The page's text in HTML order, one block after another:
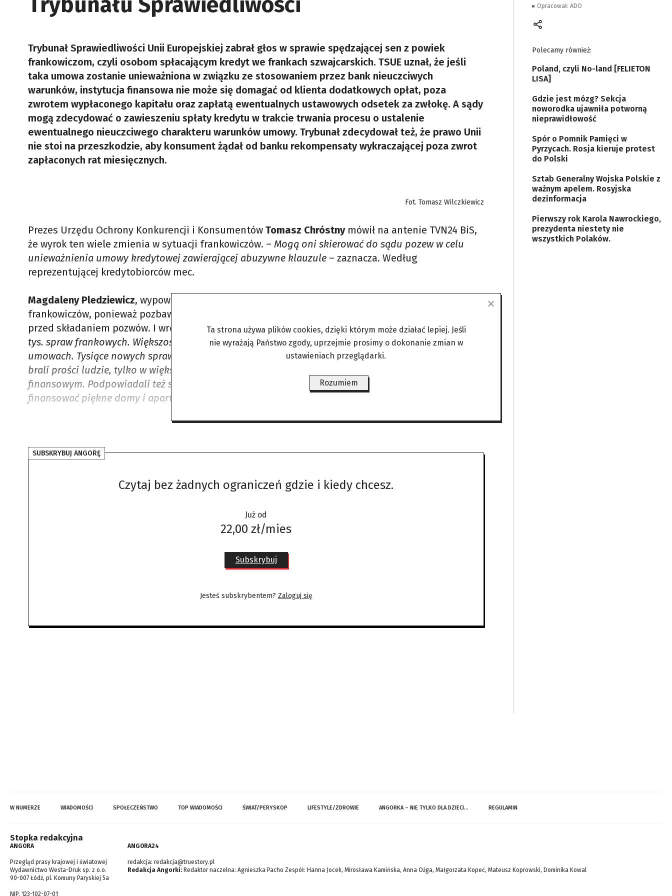
Trybunał Sprawiedliwości Unii Europejskiej zabrał głos w sprawie spędzającej sen z powiek
frankowiczom, czyli osobom spłacającym kredyt we frankach szwajcarskich. TSUE uznał, że jeśli
taka umowa zostanie unieważniona w związku ze stosowaniem przez bank nieuczciwych
warunków, instytucja finansowa nie może się domagać od klienta dodatkowych opłat, poza
zwrotem wypłaconego kapitału oraz zapłatą ewentualnych ustawowych odsetek za zwłokę. A sądy
mogą zdecydować o zawieszeniu spłaty kredytu w trakcie trwania procesu o ustalenie
ewentualnego nieuczciwego charakteru warunków umowy. Trybunał zdecydował też, że prawo Unii
nie stoi na przeszkodzie, aby konsument żądał od banku rekompensaty wykraczającej poza zwrot
zapłaconych rat miesięcznych.
Fot. Tomasz Wilczkiewicz
Prezes Urzędu Ochrony Konkurencji i Konsumentów Tomasz Chróstny mówił na antenie TVN24 BiS,
że wyrok ten wiele zmienia w sytuacji frankowiczów. – Mogą oni skierować do sądu pozew w celu
unieważnienia umowy kredytowej zawierającej abuzywne klauzule – zaznacza. Według
reprezentującej kredytobiorców mec.
Magdaleny Pledziewicz, wypowiadającej się także w TVN24 BiS, wyrok jest przełomowy dla
frankowiczów, ponieważ pozbawia banki straszaka, którym usiłowały powstrzymać klientów
przed składaniem pozwów. I wręcz zachęca do pójścia do sądu. – Obecnie w sądach toczy się ok. 130
tys. spraw frankowych. Większość o unieważnienie umowy ze względu na klauzule niedozwolone w
umowach. Tysiące nowych spraw dopiero może trafić na wokandę– zaznacza.– (…) Tego kredytu nie
brali prości ludzie, tylko w większości cwaniacy, którzy potrafili się obracać w światku
finansowym. Podpowiadali też swoim znajomym. Czy ja i tysiące uczciwych Polaków mamy
finansować piękne domy i apartamenty frankowiczom?
SUBSKRYBUJ ANGORĘ
Czytaj bez żadnych ograniczeń gdzie i kiedy chcesz.
Już od
22,00 zł/mies
Subskrybuj
Jesteś subskrybentem? Zaloguj się
Opracował: ADO
Polecamy również:
Poland, czyli No-land [FELIETON
LISA]
Gdzie jest mózg? Sekcja
noworodka ujawniła potworną
nieprawidłowość
Spór o Pomnik Pamięci w
Pyrzycach. Rosja kieruje protest
do Polski
Sztab Generalny Wojska Polskie z
ważnym apelem. Rosyjska
dezinformacja
Pierwszy rok Karola Nawrockiego,
prezydenta niestety nie
wszystkich Polaków.
W NUMERZE WIADOMOŚCI SPOŁECZEŃSTWO TOP WIADOMOŚCI ŚWIAT/PERYSKOP LIFESTYLE/ZDROWIE ANGORKA – NIE TYLKO DLA DZIECI… REGULAMIN
Stopka redakcyjna
ANGORA
Przegląd prasy krajowej i światowej
Wydawnictwo Westa-Druk sp. z o.o.
90-007 Łódź, pl. Komuny Paryskiej 5a
NIP. 123-102-07-01
ANGORA24
redakcja: redakcja@truestory.pl
Redakcja Angorki: Redaktor naczelna: Agnieszka Pacho Zespół: Hanna Jocek, Mirosława Kamińska, Anna Ożga, Małgorzata Kopeć, Mateusz Koprowski, Dominika Kowal
Ta strona używa plików cookies, dzięki którym może działać lepiej. Jeśli
nie wyrażają Państwo zgody, uprzejmie prosimy o dokonanie zmian w
ustawieniach przeglądarki.
Rozumiem